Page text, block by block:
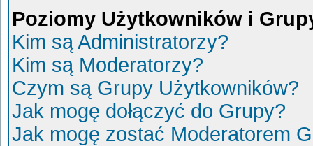
Poziomy Użytkowników i
Kim są Administratorzy?
Kim są Moderatorzy?
Czym są Grupy Użytkowników?
Jak mogę dołączyć do Grupy?
Jak mogę zostać Moderatorem